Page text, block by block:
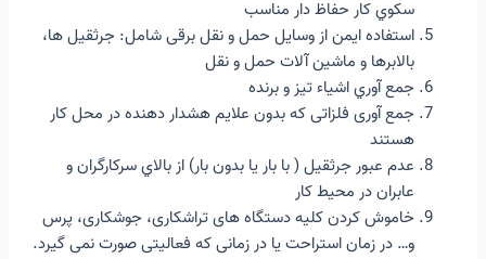
سکوي کار حفاظ دار مناسب
استفاده ایمن از وسایل حمل و نقل برقی شامل: جرثقیل ها،
بالابرها و ماشین آلات حمل و نقل
جمع آوري اشیاء تیز و برنده
جمع آوری فلزاتی که بدون علایم هشدار دهنده در محل کار
هستند
عدم عبور جرثقیل ( با بار یا بدون بار) از بالاي سرکارگران و
عابران در محیط کار
خاموش کردن کلیه دستگاه های تراشکاری، جوشکاری، پرس
و… در زمان استراحت یا در زمانی که فعالیتی صورت نمی گیرد.